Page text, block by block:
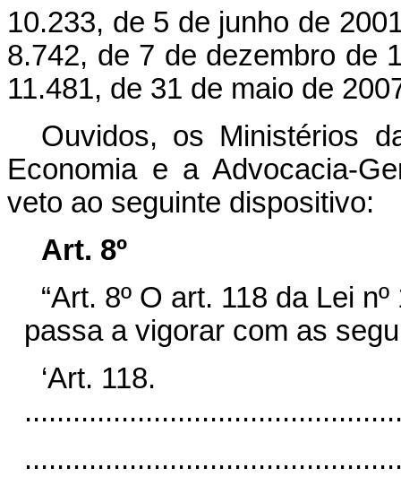
10.233, de 5 de junho de
8.742, de 7 de dezembro de
11.481, de 31 de maio de
Ouvidos, os Ministérios
Economia e a Advocacia-
veto ao seguinte dispositivo:
Art. 8º
“Art. 8º O art. 118 da Lei
passa a vigorar com as
‘Art. 118.